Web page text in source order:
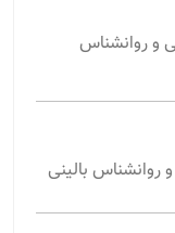
و روانشناس
روانشناس بالینی